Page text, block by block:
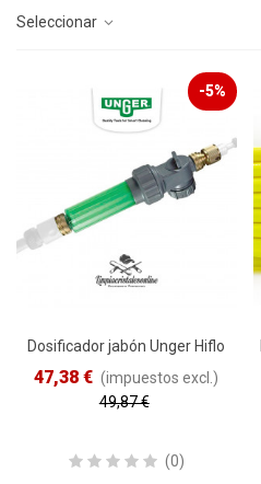
Seleccionar
-5%
Dosificador jabón Unger Hiflo
47,38 € (impuestos excl.)
49,87 €
(0)